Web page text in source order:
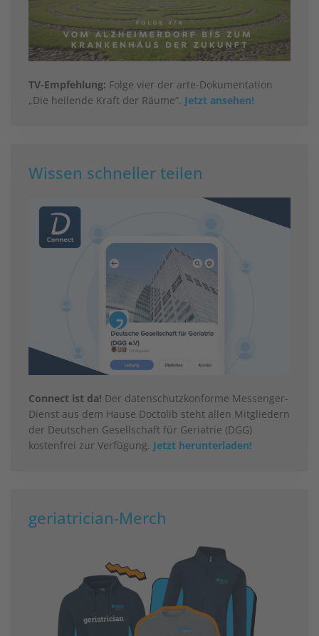
TV-Empfehlung: Folge vier der arte-Dokumentation
„Die heilende Kraft der Räume“. Jetzt ansehen!
Wissen schneller teilen
Connect ist da! Der datenschutzkonforme Messenger-
Dienst aus dem Hause Doctolib steht allen Mitgliedern
der Deutschen Gesellschaft für Geriatrie (DGG)
kostenfrei zur Verfügung. Jetzt herunterladen!
geriatrician-Merch